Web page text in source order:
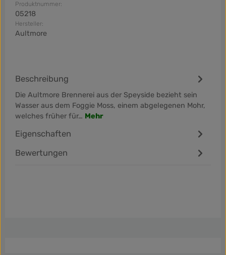
Produktnummer:
05218
Hersteller:
Aultmore
Beschreibung
Die Aultmore Brennerei aus der Speyside bezieht sein
Wasser aus dem Foggie Moss, einem abgelegenen Mohr,
welches früher für… Mehr
Eigenschaften
Bewertungen